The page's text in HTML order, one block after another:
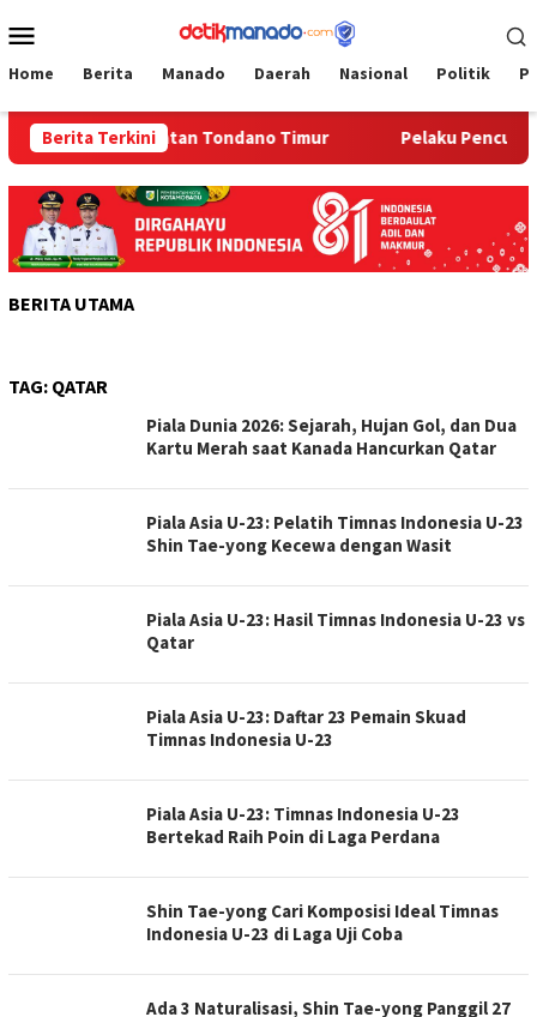
ke
Mobile
Home Berita Manado Daerah Nasional Politik
Berita Terkini
Kecamatan Tondano Timur Pelaku Pencurian
BERITA UTAMA
TAG: QATAR
Piala Dunia 2026: Sejarah, Hujan Gol, dan Dua
Kartu Merah saat Kanada Hancurkan Qatar
Piala Asia U-23: Pelatih Timnas Indonesia U-23
Shin Tae-yong Kecewa dengan Wasit
Piala Asia U-23: Hasil Timnas Indonesia U-23 vs
Qatar
Piala Asia U-23: Daftar 23 Pemain Skuad
Timnas Indonesia U-23
Piala Asia U-23: Timnas Indonesia U-23
Bertekad Raih Poin di Laga Perdana
Shin Tae-yong Cari Komposisi Ideal Timnas
Indonesia U-23 di Laga Uji Coba
Ada 3 Naturalisasi, Shin Tae-yong Panggil 27